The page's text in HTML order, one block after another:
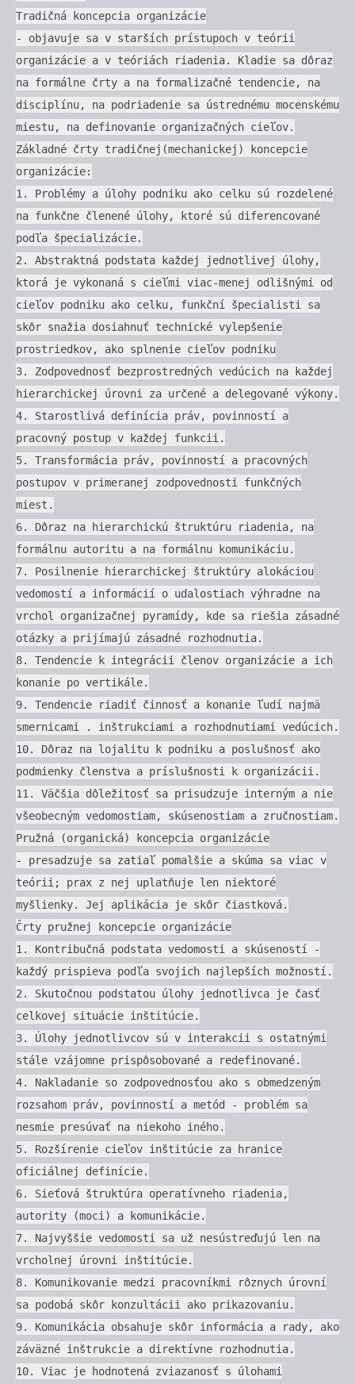
Tradičná koncepcia organizácie
- objavuje sa v starších prístupoch v teórii
organizácie a v teóriách riadenia. Kladie sa dôraz
na formálne črty a na formalizačné tendencie, na
disciplínu, na podriadenie sa ústrednému mocenskému
miestu, na definovanie organizačných cieľov.
Základné črty tradičnej(mechanickej) koncepcie
organizácie:
1. Problémy a úlohy podniku ako celku sú rozdelené
na funkčne členené úlohy, ktoré sú diferencované
podľa špecializácie.
2. Abstraktná podstata každej jednotlivej úlohy,
ktorá je vykonaná s cieľmi viac-menej odlišnými od
cieľov podniku ako celku, funkční špecialisti sa
skôr snažia dosiahnuť technické vylepšenie
prostriedkov, ako splnenie cieľov podniku
3. Zodpovednosť bezprostredných vedúcich na každej
hierarchickej úrovni za určené a delegované výkony.
4. Starostlivá definícia práv, povinností a
pracovný postup v každej funkcii.
5. Transformácia práv, povinností a pracovných
postupov v primeranej zodpovednosti funkčných
miest.
6. Dôraz na hierarchickú štruktúru riadenia, na
formálnu autoritu a na formálnu komunikáciu.
7. Posilnenie hierarchickej štruktúry alokáciou
vedomostí a informácií o udalostiach výhradne na
vrchol organizačnej pyramídy, kde sa riešia zásadné
otázky a prijímajú zásadné rozhodnutia.
8. Tendencie k integrácii členov organizácie a ich
konanie po vertikále.
9. Tendencie riadiť činnosť a konanie ľudí najmä
smernicami . inštrukciami a rozhodnutiami vedúcich.
10. Dôraz na lojalitu k podniku a poslušnosť ako
podmienky členstva a príslušnosti k organizácii.
11. Väčšia dôležitosť sa prisudzuje interným a nie
všeobecným vedomostiam, skúsenostiam a zručnostiam.
Pružná (organická) koncepcia organizácie
- presadzuje sa zatiaľ pomalšie a skúma sa viac v
teórii; prax z nej uplatňuje len niektoré
myšlienky. Jej aplikácia je skôr čiastková.
Črty pružnej koncepcie organizácie
1. Kontribučná podstata vedomosti a skúseností -
každý prispieva podľa svojich najlepších možností.
2. Skutočnou podstatou úlohy jednotlivca je časť
celkovej situácie inštitúcie.
3. Úlohy jednotlivcov sú v interakcii s ostatnými
stále vzájomne prispôsobované a redefinované.
4. Nakladanie so zodpovednosťou ako s obmedzeným
rozsahom práv, povinností a metód - problém sa
nesmie presúvať na niekoho iného.
5. Rozšírenie cieľov inštitúcie za hranice
oficiálnej definície.
6. Sieťová štruktúra operatívneho riadenia,
autority (moci) a komunikácie.
7. Najvyššie vedomosti sa už nesústreďujú len na
vrcholnej úrovni inštitúcie.
8. Komunikovanie medzi pracovníkmi rôznych úrovní
sa podobá skôr konzultácii ako prikazovaniu.
9. Komunikácia obsahuje skôr informácia a rady, ako
záväzné inštrukcie a direktívne rozhodnutia.
10. Viac je hodnotená zviazanosť s úlohami